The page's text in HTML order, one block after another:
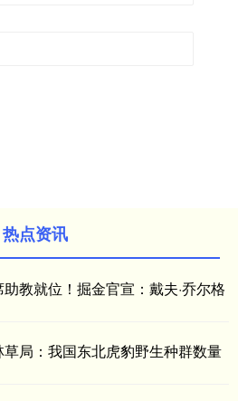
热点资讯
教就位！掘金官宣：戴夫·乔尔格
局：我国东北虎豹野生种群数量